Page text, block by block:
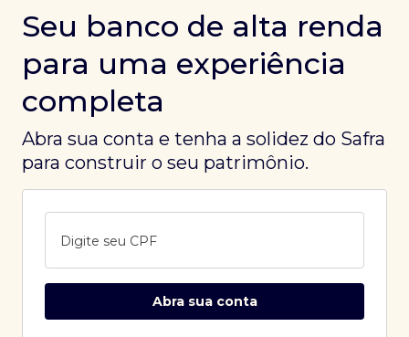
Seu banco de alta renda
para uma experiência
completa
Abra sua conta e tenha a solidez do Safra
para construir o seu patrimônio.
Digite seu CPF
Abra sua conta